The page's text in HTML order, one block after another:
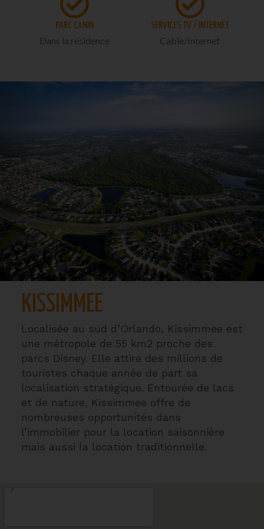
PARC CANIN
Dans la résidence
SERVICES TV / INTERNET
Cable/Internet
KISSIMMEE
Localisée au sud d’Orlando, Kissimmee est
une métropole de 55 km2 proche des
parcs Disney. Elle attire des millions de
touristes chaque année de part sa
localisation stratégique. Entourée de lacs
et de nature, Kissimmee offre de
nombreuses opportunités dans
l’immobilier pour la location saisonnière
mais aussi la location traditionnelle.